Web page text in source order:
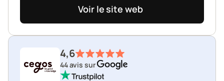
Voir le site web
4,6
44 avis sur